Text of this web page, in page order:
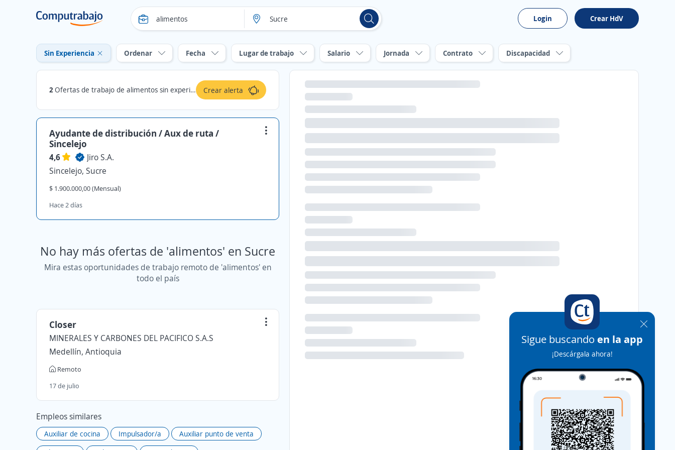
Login Crear HdV
Sin Experiencia Ordenar Fecha Lugar de trabajo Salario Jornada Contrato Discapacidad
2Ofertas de trabajo de alimentos sin experiencia en Sucre Crear alerta
Ayudante de distribución / Aux de ruta /
Sincelejo
4,6
Jiro S.A.
Sincelejo, Sucre
$ 1.900.000,00 (Mensual)
Hace 2 días
No hay más ofertas de 'alimentos' en Sucre
Mira estas oportunidades de trabajo remoto de 'alimentos' en
todo el país
Closer
MINERALES Y CARBONES DEL PACIFICO S.A.S
Medellín, Antioquia
Remoto
17 de julio
Empleos similares
Auxiliar de cocina Impulsador/a
Auxiliar punto de venta
Sigue buscando en la app
¡Descárgala ahora!